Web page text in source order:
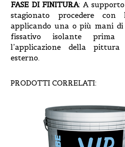
FASE DI FINITURA: A
stagionato procedere
applicando una o più mani
fissativo isolante prima
l’applicazione della
esterno.
PRODOTTI CORRELATI: